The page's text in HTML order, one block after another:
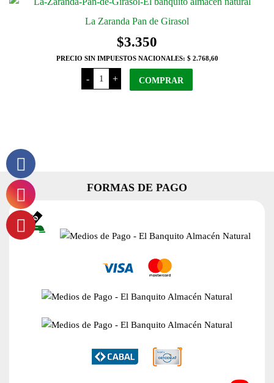
La Zaranda Pan de Girasol
$3.350
PRECIO SIN IMPUESTOS NACIONALES: $ 2.768,60
-
Zaranda
Pan de
+ COMPRAR
FORMAS DE PAGO